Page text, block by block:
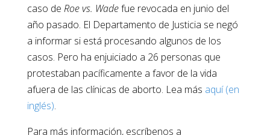
caso de Roe vs. Wadefue revocada en junio del
año pasado. El Departamento de Justicia se negó
a informar si está procesando algunos de los
casos. Pero ha enjuiciado a 26 personas que
protestaban pacíficamente a favor de la vida
afuera de las clínicas de aborto. Lea más aquí (en
inglés).
Para más información, escríbenos a